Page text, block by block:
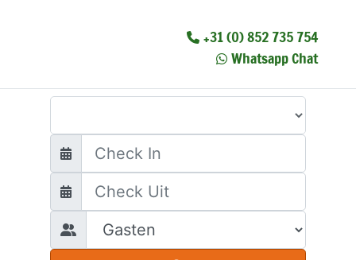
+31 (0) 852 735 754
Whatsapp Chat